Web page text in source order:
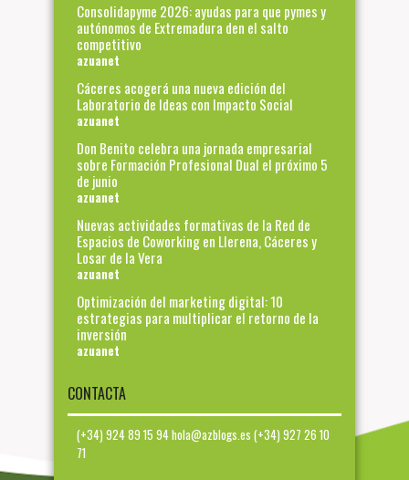
Consolidapyme 2026: ayudas para que pymes y
autónomos de Extremadura den el salto
competitivo
azuanet
Cáceres acogerá una nueva edición del
Laboratorio de Ideas con Impacto Social
azuanet
Don Benito celebra una jornada empresarial
sobre Formación Profesional Dual el próximo 5
de junio
azuanet
Nuevas actividades formativas de la Red de
Espacios de Coworking en Llerena, Cáceres y
Losar de la Vera
azuanet
Optimización del marketing digital: 10
estrategias para multiplicar el retorno de la
inversión
azuanet
CONTACTA
(+34) 924 89 15 94 hola@azblogs.es (+34) 927 26 10
71